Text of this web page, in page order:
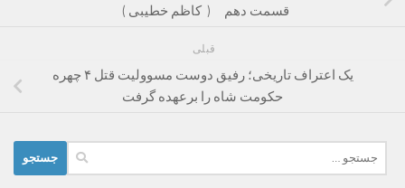
قسمت دهم ( کاظم خطیبی )
قبلی
یک اعتراف تاریخی؛ رفیق دوست مسوولیت قتل ۴ چهره
حکومت شاه را برعهده گرفت
برای: